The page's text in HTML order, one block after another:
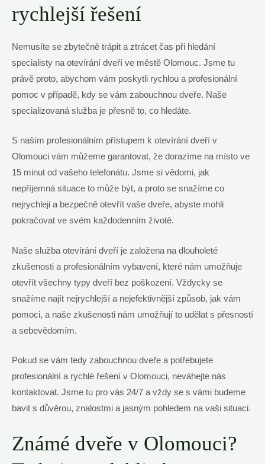
rychlejší řešení
Nemusíte se zbytečně trápit a ztrácet čas při hledání
specialisty na otevírání dveří ve městě Olomouc. Jsme tu
právě proto, abychom vám poskytli rychlou a profesionální
pomoc v případě, kdy se vám zabouchnou dveře. Naše
specializovaná služba je přesně to, co hledáte.
S naším profesionálním přístupem k otevírání dveří v
Olomouci vám můžeme garantovat, že dorazíme na místo ve
15 minut od vašeho telefonátu. Jsme si vědomi, jak
nepříjemná situace to může být, a proto se snažíme co
nejrychleji a bezpečně otevřít vaše dveře, abyste mohli
pokračovat ve svém každodenním životě.
Naše služba otevírání dveří je založena na dlouholeté
zkušenosti a profesionálním vybavení, které nám umožňuje
otevřít všechny typy dveří bez poškození. Vždycky se
snažíme najít nejrychlejší a nejefektivnější způsob, jak vám
pomoci, a naše zkušenosti nám umožňují to udělat s přesností
a sebevědomím.
Pokud se vám tedy zabouchnou dveře a potřebujete
profesionální a rychlé řešení v Olomouci, neváhejte nás
kontaktovat. Jsme tu pro vás 24/7 a vždy se s vámi budeme
bavit s důvěrou, znalostmi a jasným pohledem na vaši situaci.
Známé dveře v Olomouci?